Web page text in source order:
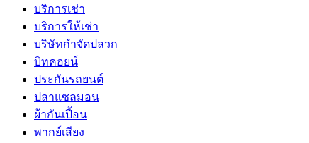
บริการเช่า
บริการให้เช่า
บริษัทกำจัดปลวก
บิทคอยน์
ประกันรถยนต์
ปลาแซลมอน
ผ้ากันเปี้อน
พากย์เสียง